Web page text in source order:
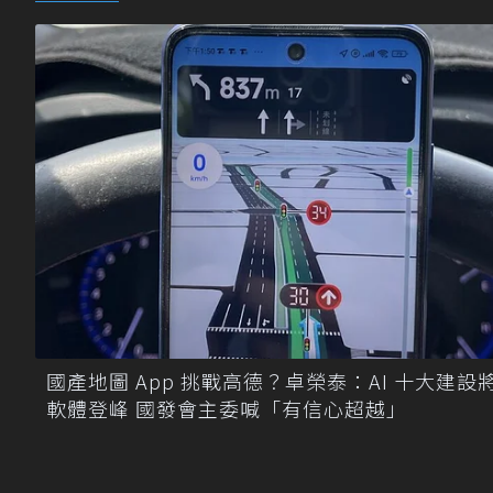
國產地圖 App 挑戰高德？卓榮泰：AI 十大建設
軟體登峰 國發會主委喊「有信心超越」